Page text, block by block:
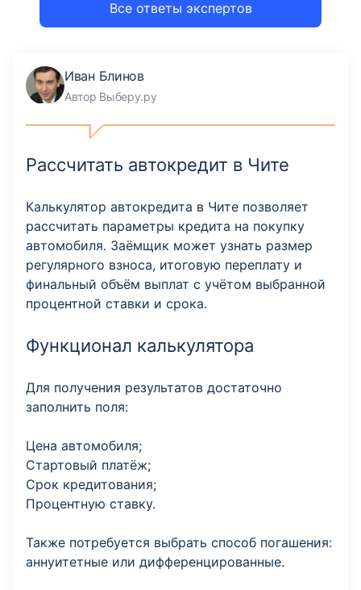
Все ответы экспертов
Иван Блинов
Автор Выберу.ру
Рассчитать автокредит в Чите
Калькулятор автокредита в Чите позволяет
рассчитать параметры кредита на покупку
автомобиля. Заёмщик может узнать размер
регулярного взноса, итоговую переплату и
финальный объём выплат с учётом выбранной
процентной ставки и срока.
Функционал калькулятора
Для получения результатов достаточно
заполнить поля:
Цена автомобиля;
Стартовый платёж;
Срок кредитования;
Процентную ставку.
Также потребуется выбрать способ погашения:
аннуитетные или дифференцированные.